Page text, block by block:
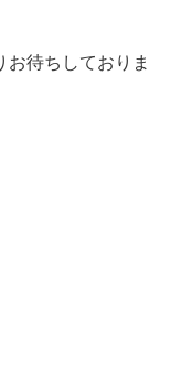
お待ちしておりま